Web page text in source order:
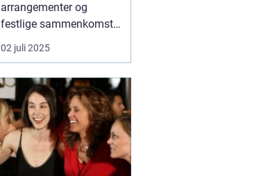
arrangementer og
festlige sammenkomster
ofte kræver et element af
underholdning, står
favoritaktivitet blandt
mange. Karaoke
maskiner giver folk
mulighed for at slippe
deres indre stjerne lø...
02 juli 2025